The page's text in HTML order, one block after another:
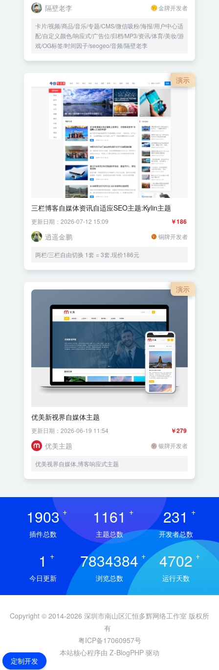
隔壁老李 金牌开发者
卡片/视频/商品/音乐/专题/CMS/微信吸粉/海报/用户中心适
配/自定义颜色/响应式/广告位/归档/MP3/资讯/体育/美妆/游
戏/OG标签/时间因子/seogeo/音频/隔壁老李
演示
三栏博客自媒体资讯自适应SEO主题:Kylin主题
￥186
更新日期：2026-07-12 15:09
逍遥金鹏 铜牌开发者
两栏/三栏自由切换 1套 = 3套.现价186元
演示
优美新视界自媒体主题
￥279
更新日期：2026-06-19 11:54
优美主题 银牌开发者
优美视界自媒体,博客响应式主题
1903 +
插件总数
1161 +
主题总数
231 +
开发者总数
1 +
今日更新
7834384 +
浏览总数
4702 +
运行天数
Copyright © 2014-2026 深圳市南山区汇恒多辉网络工作室 版权所
有
粤ICP备17060957号
本站核心程序由 Z-BlogPHP 驱动
定制开发